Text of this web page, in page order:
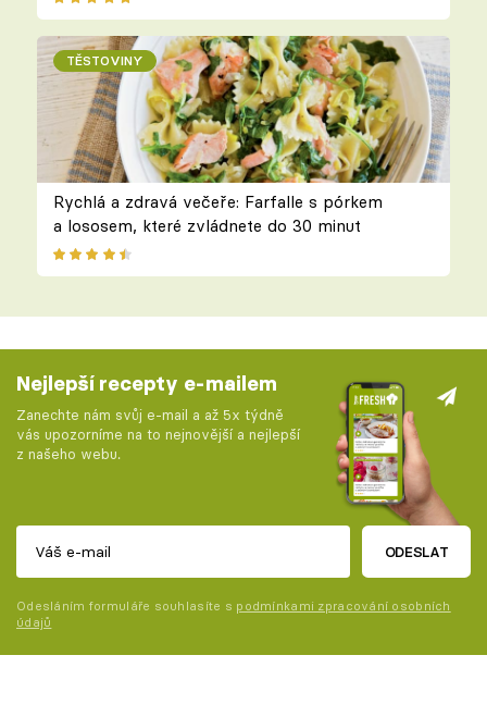
TĚSTOVINY
Rychlá a zdravá večeře: Farfalle s pórkem
a lososem, které zvládnete do 30 minut
Nejlepší recepty e-mailem
Zanechte nám svůj e-mail a až 5x týdně
vás upozorníme na to nejnovější a nejlepší
z našeho webu.
ODESLAT
Odesláním formuláře souhlasíte s podmínkami zpracování osobních
údajů